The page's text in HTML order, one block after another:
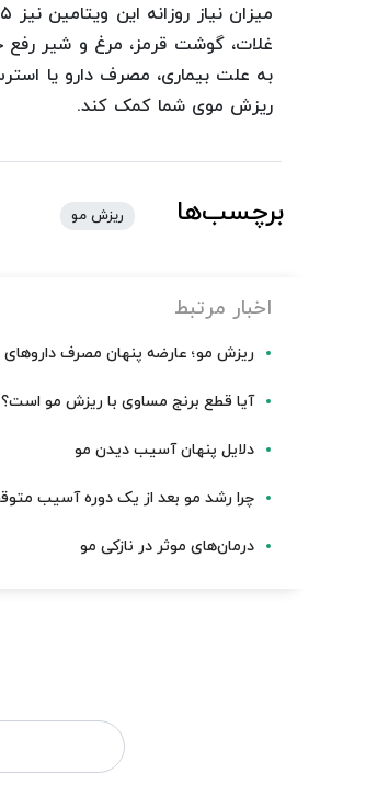
غلات، گوشت قرمز، مرغ و شیر رفع
به علت بیماری، مصرف دارو یا
ریزش موی شما کمک کند.
برچسب‌ها ریزش مو
اخبار مرتبط
ریزش مو؛ عارضه پنهان مصرف داروهای
آیا قطع برنج مساوی با ریزش مو است؟
دلایل پنهان آسیب دیدن مو
چرا رشد مو بعد از یک دوره آسیب
درمان‌های موثر در نازکی مو